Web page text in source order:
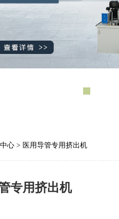
心 > 医用导管专用挤出机
专用挤出机